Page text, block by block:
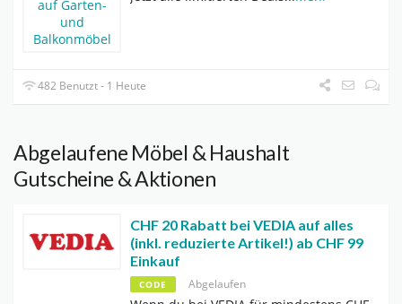
482 Benutzt - 1 Heute
Abgelaufene Möbel & Haushalt
Gutscheine & Aktionen
CHF 20 Rabatt bei VEDIA auf alles
(inkl. reduzierte Artikel!) ab CHF 99
Einkauf
CODE Abgelaufen